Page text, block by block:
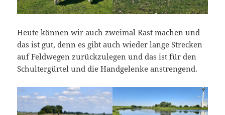
Heute können wir auch zweimal Rast machen und
das ist gut, denn es gibt auch wieder lange Strecken
auf Feldwegen zurückzulegen und das ist für den
Schultergürtel und die Handgelenke anstrengend.